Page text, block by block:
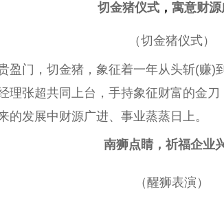
切金猪仪式 ， 寓意财源
（切金猪仪式）
盈门，切金猪，象征着一年从头斩(赚)
理张超共同上台 ，手持象征财富的金刀
的发展中财源广进、事业蒸蒸日上。
南狮点睛，祈福企业
（醒狮表演）